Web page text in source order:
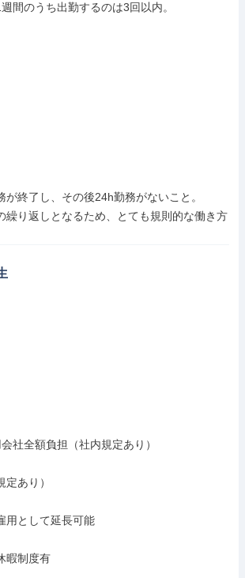
間のうち出勤するのは3回以内。
が終了し、その後24h勤務がないこと。
繰り返しとなるため、とても規則的な働き方
社全額負担（社内規定あり）
定あり）
用として延長可能
暇制度有